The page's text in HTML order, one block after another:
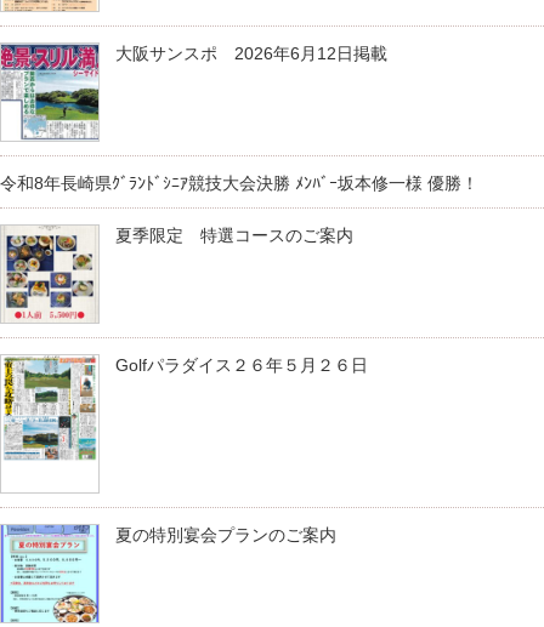
大阪サンスポ 2026年6月12日掲載
令和8年長崎県ｸﾞﾗﾝﾄﾞｼﾆｱ競技大会決勝 ﾒﾝﾊﾞｰ坂本修一様 優勝！
夏季限定 特選コースのご案内
Golfパラダイス２６年５月２６日
夏の特別宴会プランのご案内